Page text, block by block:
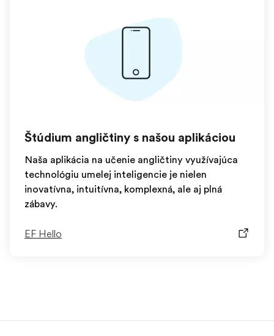
Štúdium angličtiny s našou aplikáciou
Naša aplikácia na učenie angličtiny využívajúca
technológiu umelej inteligencie je nielen
inovatívna, intuitívna, komplexná, ale aj plná
zábavy.
EF Hello